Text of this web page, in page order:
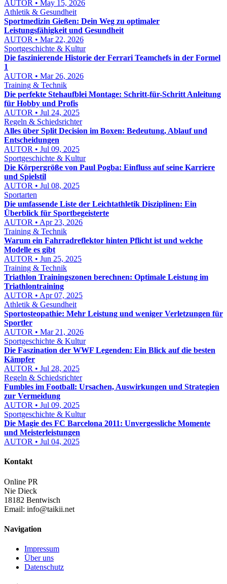
AUTOR • May 15, 2026
Athletik & Gesundheit
Sportmedizin Gießen: Dein Weg zu optimaler
Leistungsfähigkeit und Gesundheit
AUTOR • Mar 22, 2026
Sportgeschichte & Kultur
Die faszinierende Historie der Ferrari Teamchefs in der Formel
1
AUTOR • Mar 26, 2026
Training & Technik
Die perfekte Stehaufblei Montage: Schritt-für-Schritt Anleitung
für Hobby und Profis
AUTOR • Jul 24, 2025
Regeln & Schiedsrichter
Alles über Split Decision im Boxen: Bedeutung, Ablauf und
Entscheidungen
AUTOR • Jul 09, 2025
Sportgeschichte & Kultur
Die Körpergröße von Paul Pogba: Einfluss auf seine Karriere
und Spielstil
AUTOR • Jul 08, 2025
Sportarten
Die umfassende Liste der Leichtathletik Disziplinen: Ein
Überblick für Sportbegeisterte
AUTOR • Apr 23, 2026
Training & Technik
Warum ein Fahrradreflektor hinten Pflicht ist und welche
Modelle es gibt
AUTOR • Jun 25, 2025
Training & Technik
Triathlon Trainingszonen berechnen: Optimale Leistung im
Triathlontraining
AUTOR • Apr 07, 2025
Athletik & Gesundheit
Sportosteopathie: Mehr Leistung und weniger Verletzungen für
Sportler
AUTOR • Mar 21, 2026
Sportgeschichte & Kultur
Die Faszination der WWF Legenden: Ein Blick auf die besten
Kämpfer
AUTOR • Jul 28, 2025
Regeln & Schiedsrichter
Fumbles im Football: Ursachen, Auswirkungen und Strategien
zur Vermeidung
AUTOR • Jul 09, 2025
Sportgeschichte & Kultur
Die Magie des FC Barcelona 2011: Unvergessliche Momente
und Meisterleistungen
AUTOR • Jul 04, 2025
Kontakt
Online PR
Nie Dieck
18182 Bentwisch
Email: info@taikii.net
Navigation
Impressum
Über uns
Datenschutz